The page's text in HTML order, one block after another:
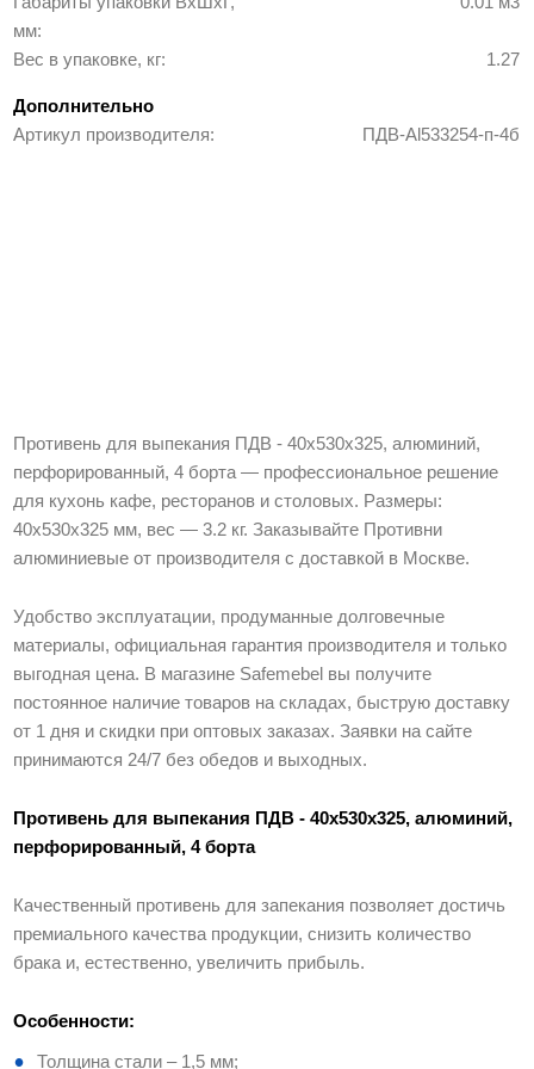
мм
Вес в упаковке, кг 1.27
Дополнительно
Артикул производителя
ПДВ-Al533254-п-4б
Противень для выпекания ПДВ - 40х530х325, алюминий,
перфорированный, 4 борта — профессиональное решение
для кухонь кафе, ресторанов и столовых. Размеры:
40х530х325 мм, вес — 3.2 кг. Заказывайте Противни
алюминиевые от производителя с доставкой в Москве.
Удобство эксплуатации, продуманные долговечные
материалы, официальная гарантия производителя и только
выгодная цена. В магазине Safemebel вы получите
постоянное наличие товаров на складах, быструю доставку
от 1 дня и скидки при оптовых заказах. Заявки на сайте
принимаются 24/7 без обедов и выходных.
Противень для выпекания ПДВ - 40х530х325, алюминий,
перфорированный, 4 борта
Качественный противень для запекания позволяет достичь
премиального качества продукции, снизить количество
брака и, естественно, увеличить прибыль.
Особенности:
Толщина стали – 1,5 мм;